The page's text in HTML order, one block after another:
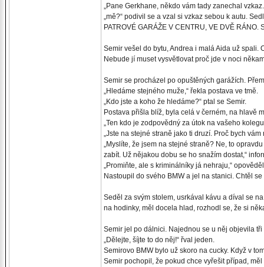
„Pane Gerkhane, někdo vám tady zanechal
„mě?“ podivil se a vzal si vzkaz sebou k autu.
PATROVÉ GARÁŽE V CENTRU, VE DVĚ
Semir vešel do bytu, Andrea i malá Aida už spali.
Nebude jí muset vysvětlovat proč jde v noci
Semir se procházel po opuštěných garážích.
„Hledáme stejného muže,“ řekla postava ve tmě.
„Kdo jste a koho že hledáme?“ ptal se Semir.
Postava přišla blíž, byla celá v černém, na hlavě
„Ten kdo je zodpovědný za útok na vašeho
„Jste na stejné straně jako ti druzí. Proč bych vám
„Myslíte, že jsem na stejné straně? Ne, to
zabít. Už nějakou dobu se ho snažím dostat,“
„Promiňte, ale s kriminálníky já nehraju,“
Nastoupil do svého BMW a jel na stanici. Chtěl
Seděl za svým stolem, usrkával kávu a díval se
na hodinky, měl docela hlad, rozhodl se, že si
Semir jel po dálnici. Najednou se u něj objevila
„Dělejte, šíjte to do něj!“ řval jeden.
Semirovo BMW bylo už skoro na cucky. Když v
Semir pochopil, že pokud chce vyřešit případ,